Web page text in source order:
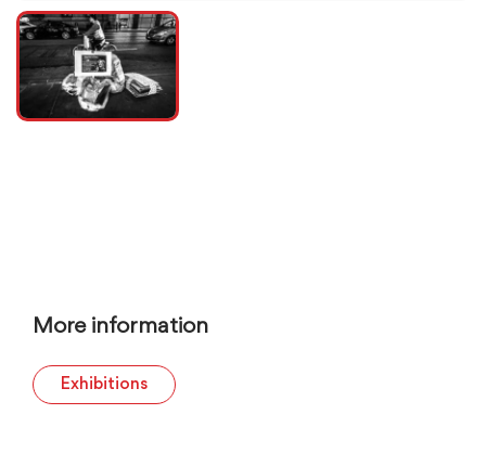
More information
Exhibitions